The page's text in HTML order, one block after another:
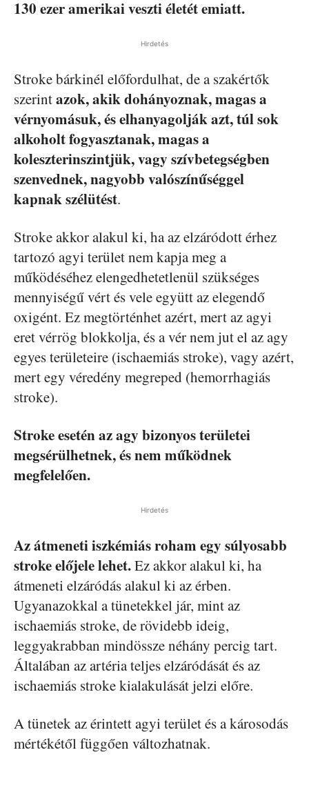
130 ezer amerikai veszti életét emiatt.
Hirdetés
Stroke bárkinél előfordulhat, de a szakértők
szerintazok, akik dohányoznak, magas a
vérnyomásuk, és elhanyagolják azt, túl sok
alkoholt fogyasztanak, magas a
koleszterinszintjük, vagy szívbetegségben
szenvednek, nagyobb valószínűséggel
kapnak szélütést.
Stroke akkor alakul ki, ha az elzáródott érhez
tartozó agyi terület nem kapja meg a
működéséhez elengedhetetlenül szükséges
mennyiségű vért és vele együtt az elegendő
oxigént. Ez megtörténhet azért, mert az agyi
eret vérrög blokkolja, és a vér nem jut el az agy
egyes területeire (ischaemiás stroke), vagy azért,
mert egy véredény megreped (hemorrhagiás
stroke).
Stroke esetén az agy bizonyos területei
megsérülhetnek, és nem működnek
megfelelően.
Hirdetés
Az átmeneti iszkémiás roham egy súlyosabb
stroke előjele lehet.Ez akkor alakul ki, ha
átmeneti elzáródás alakul ki az érben.
Ugyanazokkal a tünetekkel jár, mint az
ischaemiás stroke, de rövidebb ideig,
leggyakrabban mindössze néhány percig tart.
Általában az artéria teljes elzáródását és az
ischaemiás stroke kialakulását jelzi előre.
A tünetek az érintett agyi terület és a károsodás
mértékétől függően változhatnak.